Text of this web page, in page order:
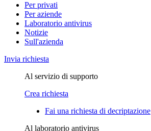
Per privati
Per aziende
Laboratorio antivirus
Notizie
Sull'azienda
Invia richiesta
Al servizio di supporto
Crea richiesta
Fai una richiesta di decriptazione
Al laboratorio antivirus